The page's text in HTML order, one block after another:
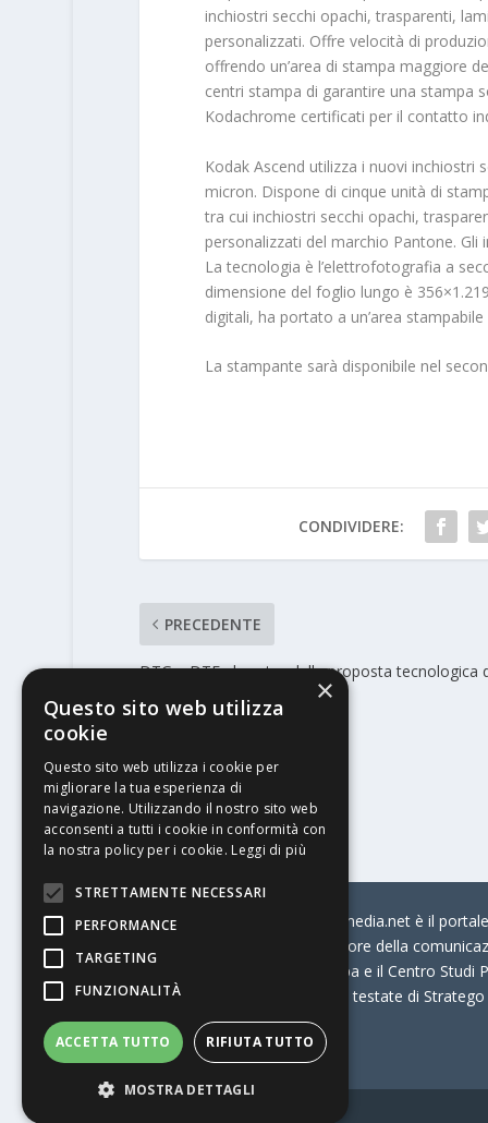
inchiostri secchi opachi, trasparenti,
personalizzati. Offre velocità di
offrendo un’area di stampa maggiore
centri stampa di garantire una stampa
Kodachrome certificati per il contatto
Kodak Ascend utilizza i nuovi
micron. Dispone di cinque unità di
tra cui inchiostri secchi opachi,
personalizzati del marchio Pantone.
La tecnologia è l’elettrofotografia a
dimensione del foglio lungo è
digitali, ha portato a un’area
La stampante sarà disponibile nel
CONDIVIDERE:
PRECEDENTE
DTG e DTF al centro della proposta tecnologica
© Stratego Group –
stampamedia.net è il
per chi opera in Italia nel settore della
Connection, i Big della Stampa e il Centro Studi
Stampamedia.net è una delle testate di Stratego
Partita IVA07921450156
×
Questo sito web utilizza
cookie
Questo sito web utilizza i cookie per
migliorare la tua esperienza di
navigazione. Utilizzando il nostro sito web
acconsenti a tutti i cookie in conformità con
la nostra policy per i cookie. Leggi di più
STRETTAMENTE NECESSARI
PERFORMANCE
TARGETING
FUNZIONALITÀ
ACCETTA TUTTO RIFIUTA TUTTO
MOSTRA DETTAGLI